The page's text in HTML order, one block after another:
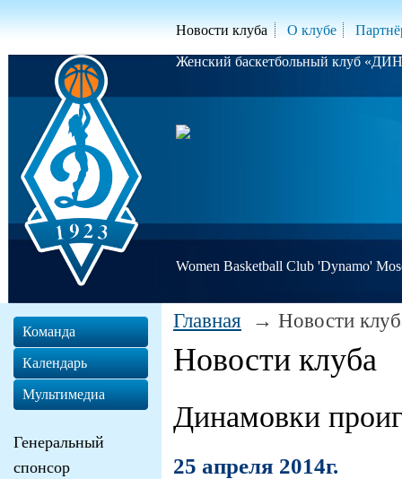
Новости клуба О клубе
Женский баскетбольный клуб
Women Basketball Club 'Dynamo'
Главная Новости
Новости клуба
Динамовки
25 апреля 2014г.
Команда
Календарь
Мультимедиа
Генеральный
спонсор